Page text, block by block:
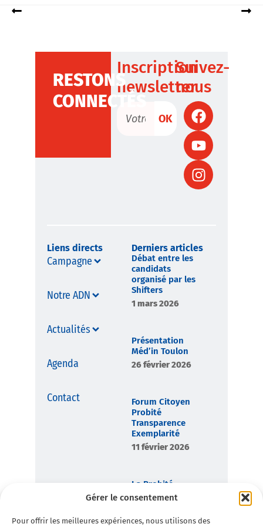
Gérer le consentement
Pour offrir les meilleures expériences, nous utilisons des
Inscription
newsletter
OK
Suivez-
nous
RESTONS
CONNECTÉS
Liens directs
Campagne
Notre ADN
Actualités
Agenda
Contact
Derniers articles
Débat entre les
candidats
organisé par les
Shifters
1 mars 2026
Présentation
Méd’in Toulon
26 février 2026
Forum Citoyen
Probité
Transparence
Exemplarité
11 février 2026
La Probité,
boussole
Toulon en